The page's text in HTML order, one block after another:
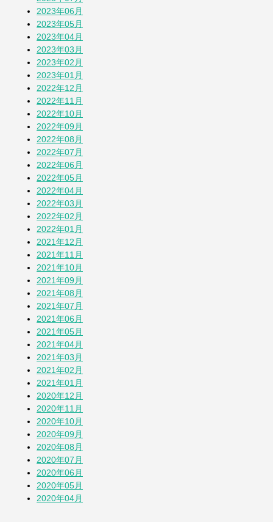
2023年06月
2023年05月
2023年04月
2023年03月
2023年02月
2023年01月
2022年12月
2022年11月
2022年10月
2022年09月
2022年08月
2022年07月
2022年06月
2022年05月
2022年04月
2022年03月
2022年02月
2022年01月
2021年12月
2021年11月
2021年10月
2021年09月
2021年08月
2021年07月
2021年06月
2021年05月
2021年04月
2021年03月
2021年02月
2021年01月
2020年12月
2020年11月
2020年10月
2020年09月
2020年08月
2020年07月
2020年06月
2020年05月
2020年04月